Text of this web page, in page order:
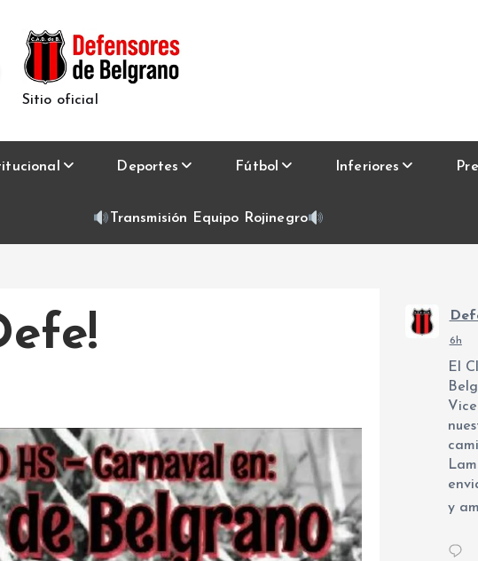
Sitio oficial
Deportes Fútbol Inferiores
Transmisión Equipo Rojinegro
6h
El
y